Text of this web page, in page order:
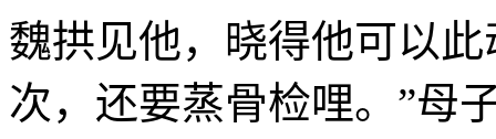
魏拱见他，晓得他可以
次，还要蒸骨检哩。”母